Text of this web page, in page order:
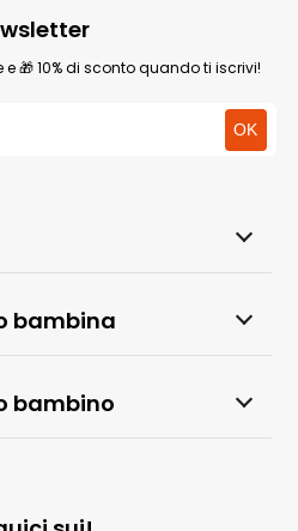
bambina
bambino
🎁 10% di sconto quando ti iscrivi!